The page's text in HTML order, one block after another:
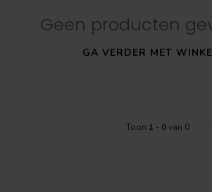
Geen producten
GA VERDER MET
Toon 1 - 0van 0